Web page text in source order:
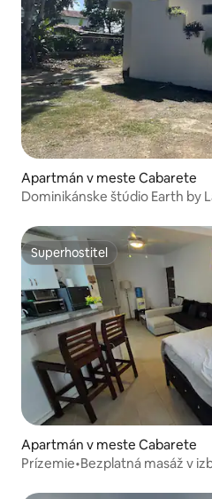
Apartmán v meste Cabarete
Dominikánske štúdio Earth by
Superhostiteľ
Superhostiteľ
Apartmán v meste Cabarete
Prízemie•Bezplatná masáž v